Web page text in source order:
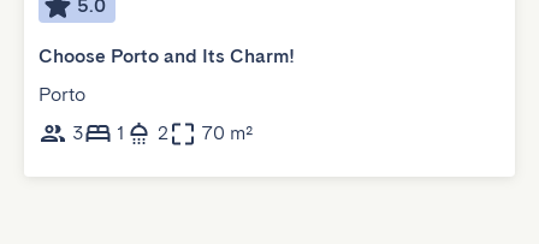
5.0
Choose Porto and Its Charm!
Porto
3
1 2 70 m²